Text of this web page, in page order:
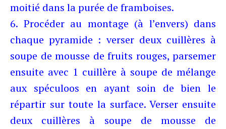
moitié dans la purée de framboises.
6. Procéder au montage (à l’envers) dans
chaque pyramide : verser deux cuillères à
soupe de mousse de fruits rouges, parsemer
ensuite avec 1 cuillère à soupe de mélange
aux spéculoos en ayant soin de bien le
répartir sur toute la surface. Verser ensuite
deux cuillères à soupe de mousse de